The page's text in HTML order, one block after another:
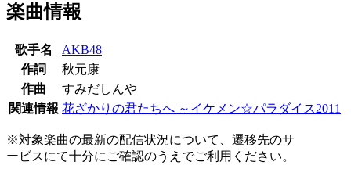
楽曲情報
歌手名
AKB48
作詞
秋元康
作曲
すみだしんや
関連情報 花ざかりの君たちへ ～イケメン☆パラダイス2011
※対象楽曲の最新の配信状況について、遷移先のサ
ービスにて十分にご確認のうえでご利用ください。